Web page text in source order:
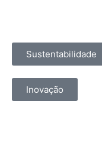
Sustentabilidade
Inovação